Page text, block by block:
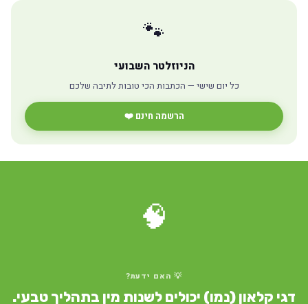
🐾
הניוזלטר השבועי
כל יום שישי — הכתבות הכי טובות לתיבה שלכם
הרשמה חינם ❤️
🧠
💡 האם ידעת?
דגי קלאון (נמו) יכולים לשנות מין בתהליך טבעי.